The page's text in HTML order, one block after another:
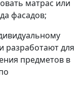
матрас или
фасадов;
разработают для
предметов в